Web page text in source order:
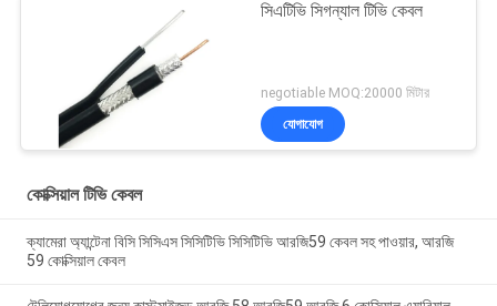
সিএটিভি সিগন্যাল টিভি কেবল
negotiable MOQ:20000 মিটার
যোগাযোগ
কোক্সিয়াল টিভি কেবল
ক্যামেরা অ্যান্টেনা বিসি সিসিএস সিসিটিভি সিসিটিভি আরজি59 কেবল সহ পাওয়ার, আরজি
59 কোক্সিয়াল কেবল